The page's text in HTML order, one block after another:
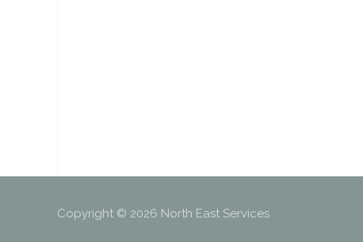
Copyright © 2026 North East Services